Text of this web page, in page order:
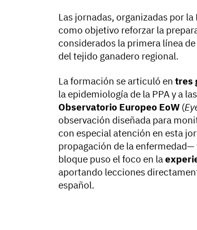
Las jornadas, organizadas por
como objetivo reforzar la
considerados la primera línea
del tejido ganadero regional.
La formación se articuló en tres
la epidemiología de la PPA y a
Observatorio Europeo EoW (
observación diseñada para
con especial atención en esta
propagación de la
bloque puso el foco en la
aportando lecciones
español.